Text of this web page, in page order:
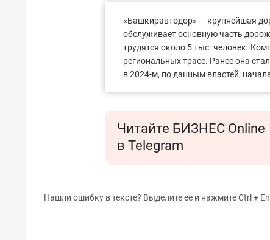
«Башкиравтодор» — крупнейшая
обслуживает основную часть
трудятся около 5 тыс. человек.
региональных трасс. Ранее она
в 2024-м, по данным властей,
Читайте БИЗНЕС Online
в Telegram
Нашли ошибку в тексте? Выделите ее и нажмите Ctrl +